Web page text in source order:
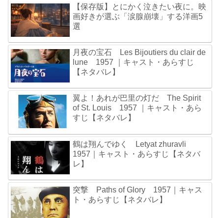
【保存版】とにかく泣きたい夜に。映
画好きが選ぶ「涙腺崩壊」する洋画5
選
月夜の宝石 Les Bijoutiers du clair de
lune 1957 ｜キャスト・あらすじ
【ネタバレ】
翼よ！あれが巴里の灯だ The Spirit
of St. Louis 1957 ｜キャスト・あら
すじ【ネタバレ】
鶴は翔んでゆく Letyat zhuravli
1957｜キャスト・あらすじ【ネタバ
レ】
突撃 Paths of Glory 1957｜キャス
ト・あらすじ【ネタバレ】